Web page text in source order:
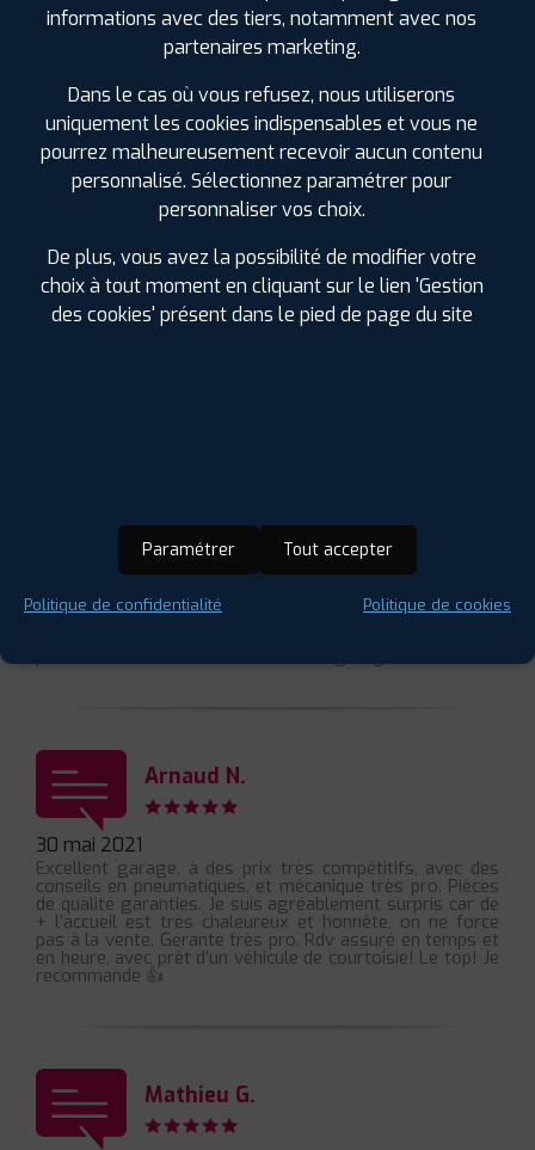
Same Q.
17 mai 2024
Un service au top! J’arrive à 18h30 avec ma fille pour un
pneu crevé. Le magasin allait fermé et pourtant , LA boss
et son collaborateur ont pris les choses en main! 15mn
après, pneu réparé ! Et tout ça avec un sens de l’accueil
et du service hors oair! MERCI!
Logan F.
Bruno R.
05 juin 2021
Toujours très bien accueilli avec un travail de
Arnaud N.
30 mai 2021
Excellent garage, à des prix très compétitifs, avec des
conseils en pneumatiques, et mécanique très pro. Pièces
de qualité garanties. Je suis agréablement surpris car de
+ l’accueil est très chaleureux et honnête, on ne force
pas à la vente. Gérante très pro. Rdv assuré en temps et
en heure, avec prêt d’un véhicule de courtoisie! Le top! Je
recommande 👍
Mathieu G.
informations avec des tiers, notamment avec nos
partenaires marketing.
Dans le cas où vous refusez, nous utiliserons
uniquement les cookies indispensables et vous ne
pourrez malheureusement recevoir aucun contenu
personnalisé. Sélectionnez paramétrer pour
personnaliser vos choix.
De plus, vous avez la possibilité de modifier votre
choix à tout moment en cliquant sur le lien 'Gestion
des cookies' présent dans le pied de page du site
Paramétrer Tout accepter
Politique de confidentialité Politique de cookies